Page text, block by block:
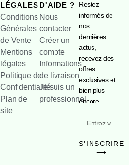
LÉGALES
Conditions
Générales
de Vente
Mentions
légales
Politique de
Confidentialité
Plan de
site
D'AIDE ?
Nous
contacter
Créer un
compte
Informations
de livraison
Je suis un
professionnel
Restez
informés de
nos
dernières
actus,
recevez des
offres
exclusives et
bien plus
encore.
S'INSCRIRE
⟶